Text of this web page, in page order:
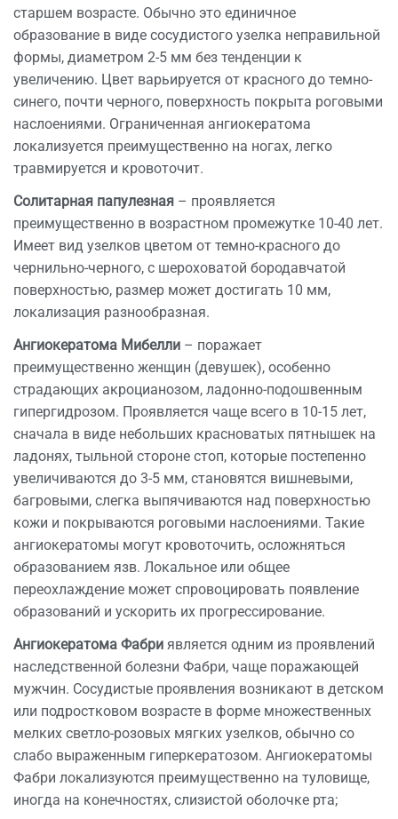
старшем возрасте. Обычно это единичное
образование в виде сосудистого узелка неправильной
формы, диаметром 2-5 мм без тенденции к
увеличению. Цвет варьируется от красного до темно-
синего, почти черного, поверхность покрыта роговыми
наслоениями. Ограниченная ангиокератома
локализуется преимущественно на ногах, легко
травмируется и кровоточит.
Солитарная папулезная – проявляется
преимущественно в возрастном промежутке 10-40 лет.
Имеет вид узелков цветом от темно-красного до
чернильно-черного, с шероховатой бородавчатой
поверхностью, размер может достигать 10 мм,
локализация разнообразная.
Ангиокератома Мибелли – поражает
преимущественно женщин (девушек), особенно
страдающих акроцианозом, ладонно-подошвенным
гипергидрозом. Проявляется чаще всего в 10-15 лет,
сначала в виде небольших красноватых пятнышек на
ладонях, тыльной стороне стоп, которые постепенно
увеличиваются до 3-5 мм, становятся вишневыми,
багровыми, слегка выпячиваются над поверхностью
кожи и покрываются роговыми наслоениями. Такие
ангиокератомы могут кровоточить, осложняться
образованием язв. Локальное или общее
переохлаждение может спровоцировать появление
образований и ускорить их прогрессирование.
Ангиокератома Фабри является одним из проявлений
наследственной болезни Фабри, чаще поражающей
мужчин. Сосудистые проявления возникают в детском
или подростковом возрасте в форме множественных
мелких светло-розовых мягких узелков, обычно со
слабо выраженным гиперкератозом. Ангиокератомы
Фабри локализуются преимущественно на туловище,
иногда на конечностях, слизистой оболочке рта;